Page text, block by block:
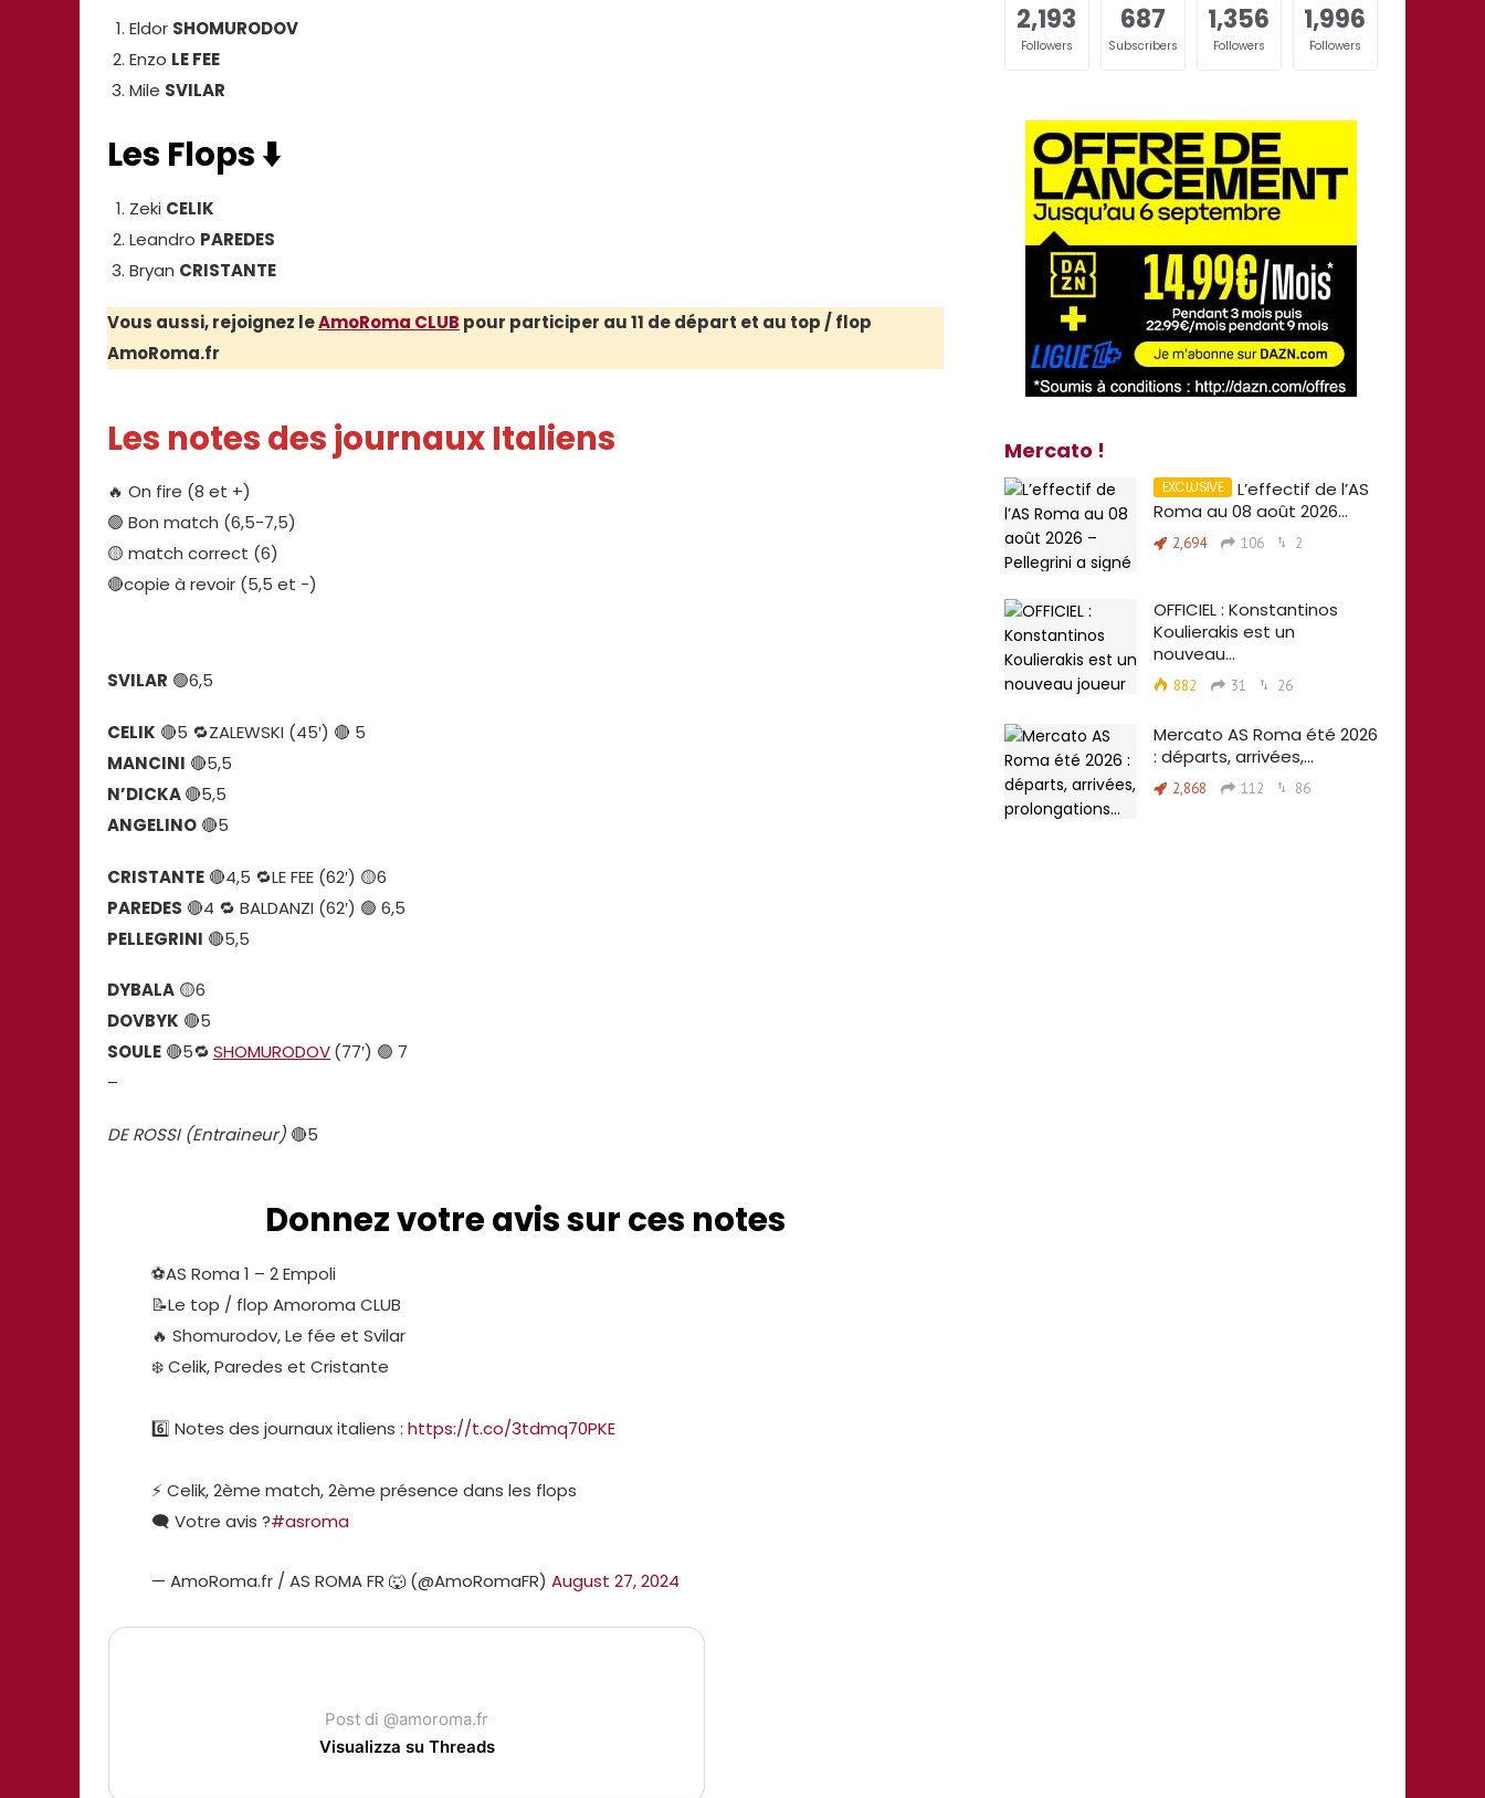
Eldor SHOMURODOV
Enzo LE FEE
Mile SVILAR
Les Flops ⬇️
Zeki CELIK
Leandro PAREDES
Bryan CRISTANTE
Vous aussi, rejoignez leAmoRoma CLUB pour participer au 11 de départ et au top / flop
AmoRoma.fr
Les notes des journaux Italiens
🔥 On fire (8 et +)
🟢 Bon match (6,5-7,5)
🟡 match correct (6)
🔴copie à revoir (5,5 et -)
SVILAR 🟢6,5
CELIK 🔴5 🔁ZALEWSKI (45′) 🔴 5
MANCINI 🔴5,5
N’DICKA🔴5,5
ANGELINO 🔴5
CRISTANTE 🔴4,5 🔁LE FEE (62′) 🟡6
PAREDES 🔴4 🔁 BALDANZI (62′) 🟢 6,5
PELLEGRINI 🔴5,5
DYBALA 🟡6
DOVBYK 🔴5
SOULE 🔴5🔁SHOMURODOV(77′) 🟢 7
–
DE ROSSI (Entraineur) 🔴5
Donnez votre avis sur ces notes
⚽AS Roma 1 – 2 Empoli
📝Le top / flop Amoroma CLUB
🔥 Shomurodov, Le fée et Svilar
❄️ Celik, Paredes et Cristante
6️⃣ Notes des journaux italiens : https://t.co/3tdmq70PKE
⚡ Celik, 2ème match, 2ème présence dans les flops
🗨️ Votre avis ?#asroma
— AmoRoma.fr / AS ROMA FR 🐺 (@AmoRomaFR) August 27, 2024
Post di @amoroma.fr
Visualizza su Threads
2,193
Followers
687
Subscribers
1,356
Followers
1,996
Followers
Mercato !
L’effectif de l’AS
Roma au 08 août 2026…
2,694 106 2
OFFICIEL : Konstantinos
Koulierakis est un
nouveau…
882 31 26
Mercato AS Roma été 2026
: départs, arrivées,…
2,868 112 86